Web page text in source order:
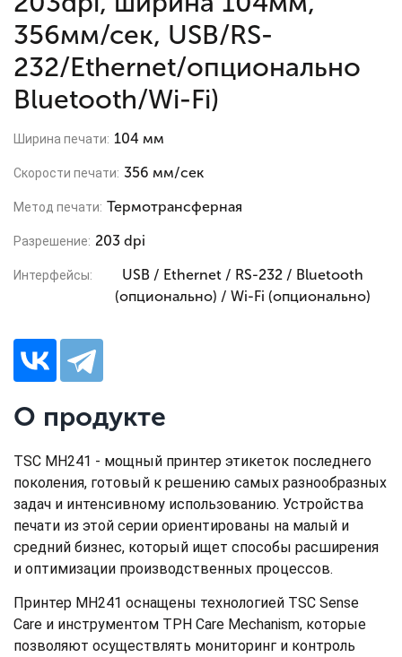
356мм/сек, USB/RS-
232/Ethernet/опционально
Bluetooth/Wi-Fi)
Ширина печати: 104 мм
Скорости печати: 356 мм/сек
Метод печати: Термотрансферная
Разрешение: 203 dpi
Интерфейсы:
USB / Ethernet / RS-232 / Bluetooth
(опционально) / Wi-Fi (опционально)
О продукте
TSC MH241 - мощный принтер этикеток последнего
поколения, готовый к решению самых разнообразных
задач и интенсивному использованию. Устройства
печати из этой серии ориентированы на малый и
средний бизнес, который ищет способы расширения
и оптимизации производственных процессов.
Принтер MH241 оснащены технологией TSC Sense
Care и инструментом TPH Care Mechanism, которые
позволяют осуществлять мониторинг и контроль